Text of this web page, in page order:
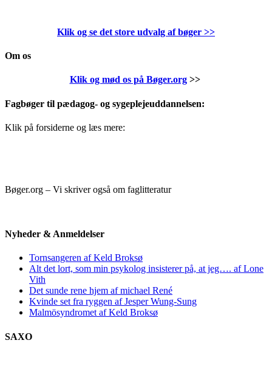
Klik og se det store udvalg af bøger >>
Om os
Klik og mød os på Bøger.org>>
Fagbøger til pædagog- og sygeplejeuddannelsen:
Klik på forsiderne og læs mere:
Bøger.org – Vi skriver også om faglitteratur
Nyheder & Anmeldelser
Tornsangeren af Keld Broksø
Alt det lort, som min psykolog insisterer på, at jeg…. af Lone
Vith
Det sunde rene hjem af michael René
Kvinde set fra ryggen af Jesper Wung-Sung
Malmösyndromet af Keld Broksø
SAXO